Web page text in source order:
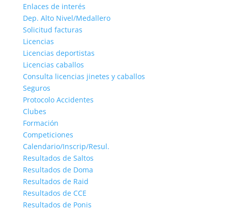
Enlaces de interés
Dep. Alto Nivel/Medallero
Solicitud facturas
Licencias
Licencias deportistas
Licencias caballos
Consulta licencias jinetes y caballos
Seguros
Protocolo Accidentes
Clubes
Formación
Competiciones
Calendario/Inscrip/Resul.
Resultados de Saltos
Resultados de Doma
Resultados de Raid
Resultados de CCE
Resultados de Ponis